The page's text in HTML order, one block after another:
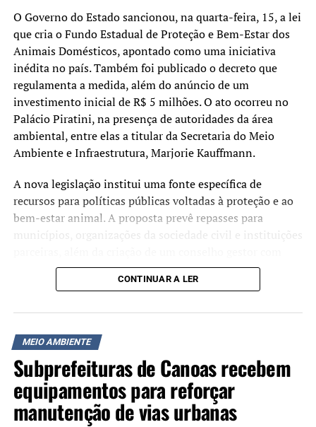
O Governo do Estado sancionou, na quarta-feira, 15, a lei
que cria o Fundo Estadual de Proteção e Bem-Estar dos
Animais Domésticos, apontado como uma iniciativa
inédita no país. Também foi publicado o decreto que
regulamenta a medida, além do anúncio de um
investimento inicial de R$ 5 milhões. O ato ocorreu no
Palácio Piratini, na presença de autoridades da área
ambiental, entre elas a titular da Secretaria do Meio
Ambiente e Infraestrutura, Marjorie Kauffmann.
A nova legislação institui uma fonte específica de
recursos para políticas públicas voltadas à proteção e ao
bem-estar animal. A proposta prevê repasses para
municípios, organizações da sociedade civil e instituições
participação social para acompanhar a aplicação dos
Durante o ato, o governador destacou que o fundo deve
financiar ações construídas em diálogo com entidades e
pessoas que atuam na causa animal.
“Esse fundo vai financiar
uma série de iniciativas
CONTINUAR A LER
MEIO AMBIENTE
Subprefeituras de Canoas recebem
equipamentos para reforçar
manutenção de vias urbanas